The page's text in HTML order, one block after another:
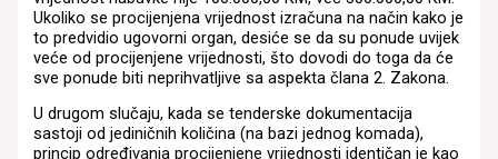
Ukoliko se procijenjena vrijednost izračuna na način kako je
to predvidio ugovorni organ, desiće se da su ponude uvijek
veće od procijenjene vrijednosti, što dovodi do toga da će
sve ponude biti neprihvatljive sa aspekta člana 2. Zakona.
U drugom slučaju, kada se tenderske dokumentacija
sastoji od jediničnih količina (na bazi jednog komada),
princip određivanja procijenjene vrijednosti identičan je kao